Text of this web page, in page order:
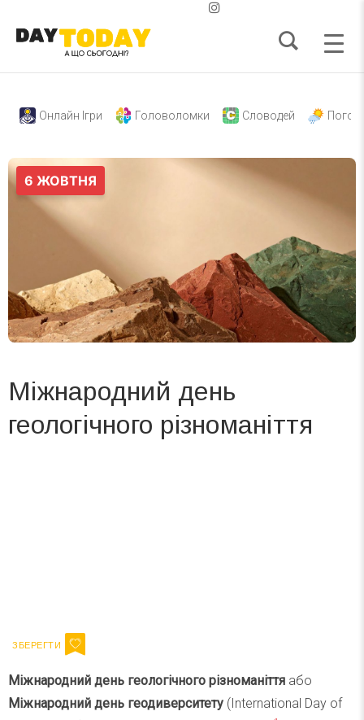
Онлайн Ігри Головоломки Словодей
Міжнародний день
геологічного різноманіття
Міжнародний день геологічного різноманіття або
Міжнародний день геодиверситету (International Day of